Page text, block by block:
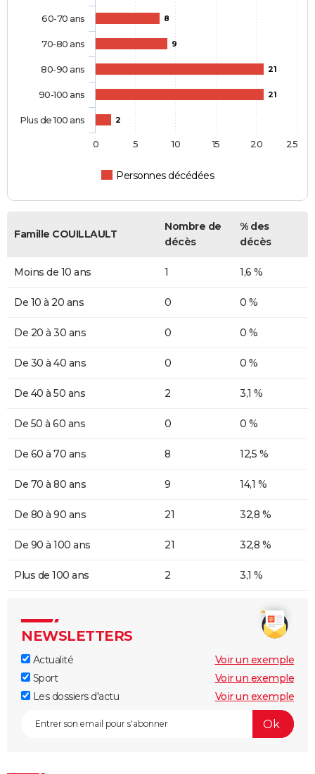
8
9
21
21
2
Personnes décédées
60-70 ans
70-80 ans
80-90 ans
90-100 ans
Plus de 100 ans
0 5 10 15 20 25
Famille COUILLAULT
Nombre de
décès
% des
décès
Moins de 10 ans 1 1,6 %
De 10 à 20 ans 0 0 %
De 20 à 30 ans 0 0 %
De 30 à 40 ans 0 0 %
De 40 à 50 ans 2 3,1 %
De 50 à 60 ans 0 0 %
De 60 à 70 ans 8 12,5 %
De 70 à 80 ans 9 14,1 %
De 80 à 90 ans 21 32,8 %
De 90 à 100 ans 21 32,8 %
Plus de 100 ans 2 3,1 %
NEWSLETTERS
Actualité
Voir un exemple
Sport
Voir un exemple
Les dossiers d'actu
Voir un exemple